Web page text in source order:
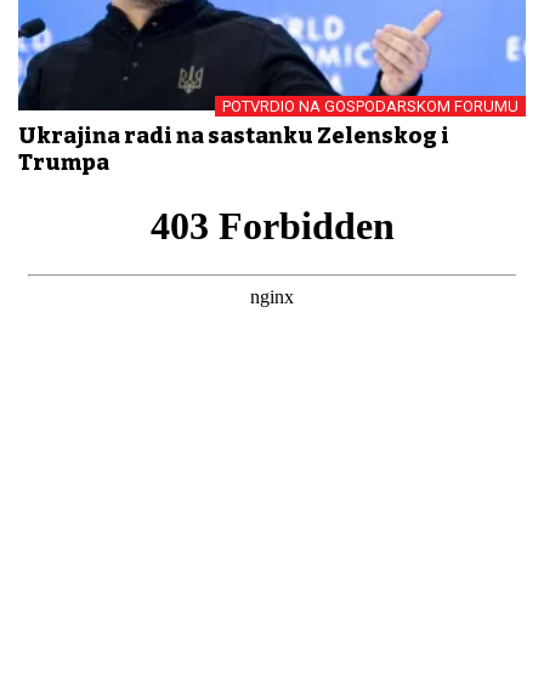
POTVRDIO NA GOSPODARSKOM FORUMU
Ukrajina radi na sastanku Zelenskog i
Trumpa